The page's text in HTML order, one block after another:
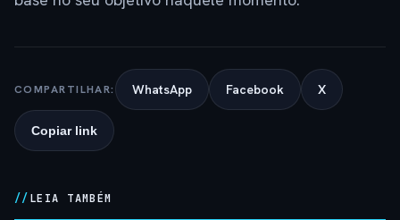
COMPARTILHAR: WhatsApp Facebook X
Copiar link
LEIA TAMBÉM